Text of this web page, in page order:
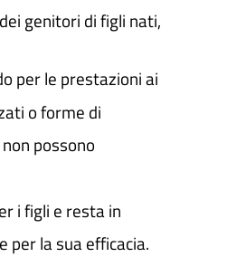
genitori di figli nati,
per le prestazioni ai
o forme di
possono
i figli e resta in
per la sua efficacia.